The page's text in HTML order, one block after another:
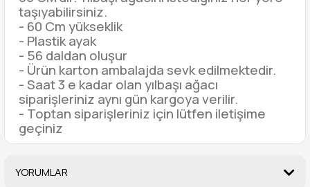
taşıyabilirsiniz.
- 60 Cm yükseklik
- Plastik ayak
- 56 daldan oluşur
- Ürün karton ambalajda sevk edilmektedir.
- Saat 3 e kadar olan yılbaşı ağacı
siparişleriniz aynı gün kargoya verilir.
- Toptan siparişleriniz için lütfen iletişime
geçiniz
YORUMLAR